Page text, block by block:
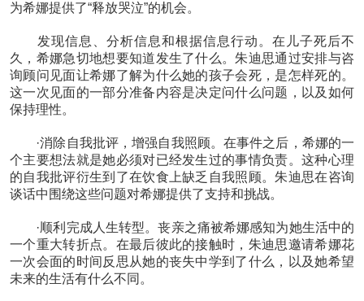
为希娜提供了“释放哭泣”的机会。
发现信息、分析信息和根据信息行动。在儿子死后不
久，希娜急切地想要知道发生了什么。朱迪思通过安排与咨
询顾问见面让希娜了解为什么她的孩子会死，是怎样死的。
这一次见面的一部分准备内容是决定问什么问题，以及如何
保持理性。
·消除自我批评，增强自我照顾。在事件之后，希娜的一
个主要想法就是她必须对已经发生过的事情负责。这种心理
的自我批评衍生到了在饮食上缺乏自我照顾。朱迪思在咨询
谈话中围绕这些问题对希娜提供了支持和挑战。
·顺利完成人生转型。丧亲之痛被希娜感知为她生活中的
一个重大转折点。在最后彼此的接触时，朱迪思邀请希娜花
一次会面的时间反思从她的丧失中学到了什么，以及她希望
未来的生活有什么不同。